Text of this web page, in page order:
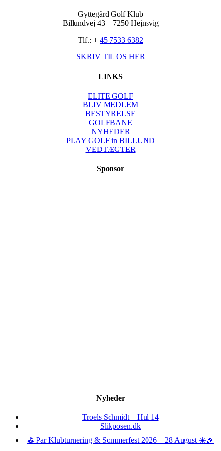
Gyttegård Golf Klub
Billundvej 43 – 7250 Hejnsvig
Tlf.: + 45 7533 6382
SKRIV TIL OS HER
LINKS
ELITE GOLF
BLIV MEDLEM
BESTYRELSE
GOLFBANE
NYHEDER
PLAY GOLF in BILLUND
VEDTÆGTER
Sponsor
Nyheder
Troels Schmidt – Hul 14
Slikposen.dk
⛳ Par Klubturnering & Sommerfest 2026 – 28 August ☀️🎉